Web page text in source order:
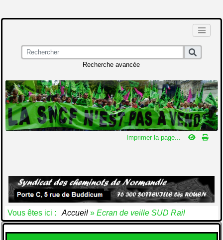
Recherche avancée
Imprimer la page...
Vous êtes ici : Accueil » Ecran de veille SUD Rail